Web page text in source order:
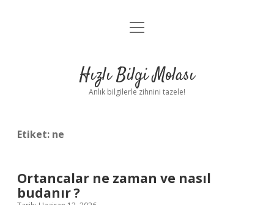
Anasayfa
Yasal Uyarı
menüyü
Hızlı Bilgi Molası
Anlık bilgilerle zihnini tazele!
Etiket: ne
Ortancalar ne zaman ve nasıl
budanır ?